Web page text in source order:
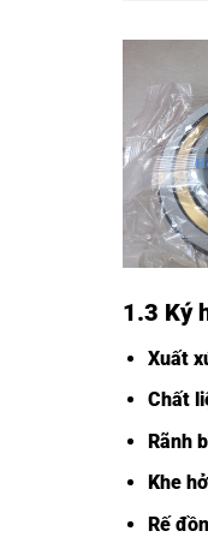
1.3 Ký
Xuất
Chất
Rãnh
Khe
Rế